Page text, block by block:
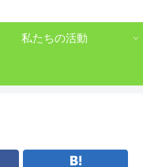
私たちの活動